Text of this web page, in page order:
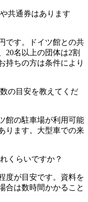
共通券はあります
です。ドイツ館との共
20名以上の団体は2割
持ちの方は条件により
の目安を教えてくだ
館の駐車場が利用可能
ります。大型車での来
くらいですか？
度が目安です。資料を
合は数時間かかること